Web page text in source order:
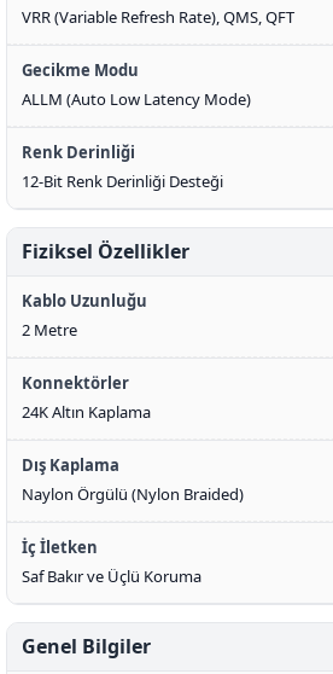
VRR (Variable Refresh Rate), QMS, QFT
Gecikme Modu
ALLM (Auto Low Latency Mode)
Renk Derinliği
12-Bit Renk Derinliği Desteği
Fiziksel Özellikler
Kablo Uzunluğu
2 Metre
Konnektörler
24K Altın Kaplama
Dış Kaplama
Naylon Örgülü (Nylon Braided)
İç İletken
Saf Bakır ve Üçlü Koruma
Genel Bilgiler